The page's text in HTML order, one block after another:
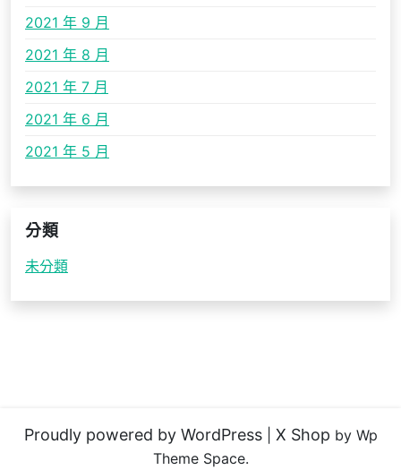
2021 年 9 月
2021 年 8 月
2021 年 7 月
2021 年 6 月
2021 年 5 月
分類
未分類
Proudly powered by WordPress X Shop by Wp
Theme Space.